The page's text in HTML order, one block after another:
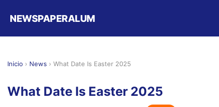
NEWSPAPERALUM
Inicio › News › What Date Is Easter 2025
What Date Is Easter 2025